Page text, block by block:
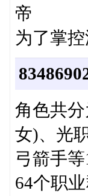
帝
为了掌
角色共
女)、光
弓箭手
64个职